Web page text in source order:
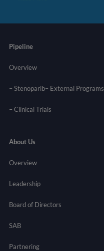
Pipeline
Overview
– Stenoparib– External Programs
–Clinical Trials
About Us
Overview
Leadership
Board of Directors
SAB
Partnering